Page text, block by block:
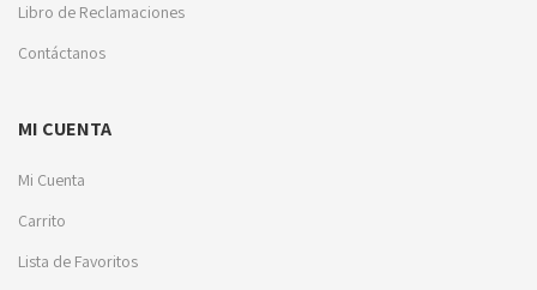
Libro de Reclamaciones
Contáctanos
MI CUENTA
Mi Cuenta
Carrito
Lista de Favoritos